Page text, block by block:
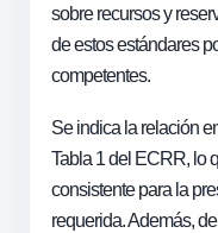
sobre recursos y
de estos estándares
competentes.
Se indica la relación
Tabla 1 del ECRR, lo
consistente para la
requerida. Además,